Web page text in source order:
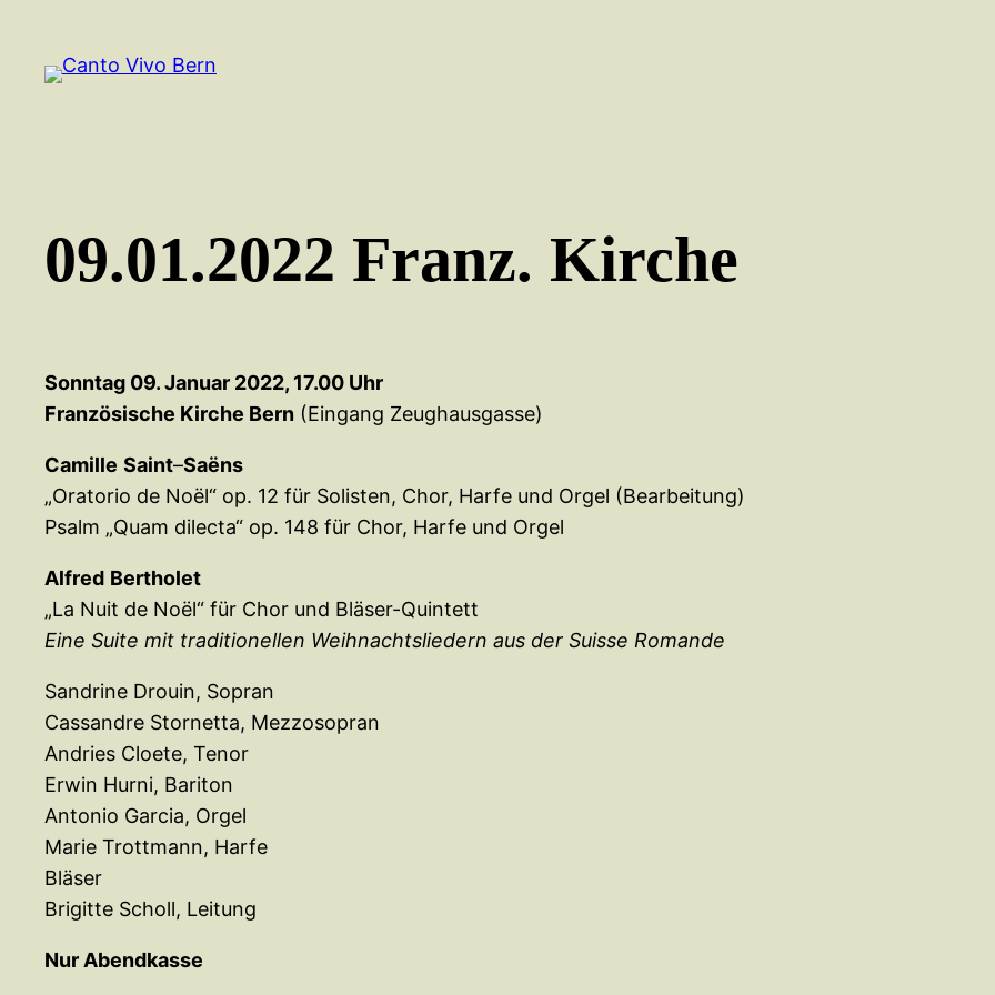
springen
09.01.2022 Franz. Kirche
Sonntag 09. Januar 2022, 17.00 Uhr
Französische Kirche Bern (Eingang Zeughausgasse)
Camille Saint–Saëns
„Oratorio de Noël“ op. 12 für Solisten, Chor, Harfe und Orgel (Bearbeitung)
Psalm „Quam dilecta“ op. 148 für Chor, Harfe und Orgel
Alfred Bertholet
„La Nuit de Noël“ für Chor und Bläser-Quintett
Eine Suite mit traditionellen Weihnachtsliedern aus der Suisse Romande
Sandrine Drouin, Sopran
Cassandre Stornetta, Mezzosopran
Andries Cloete, Tenor
Erwin Hurni, Bariton
Antonio Garcia, Orgel
Marie Trottmann, Harfe
Bläser
Brigitte Scholl, Leitung
Nur Abendkasse